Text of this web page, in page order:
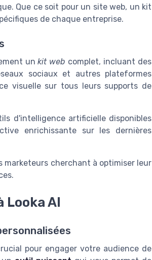
Que ce soit pour un site web, un kit
de chaque entreprise.
unkit web complet, incluant des
sociaux et autres plateformes
visuelle sur tous leurs supports de
d'intelligence artificielle disponibles
enrichissante sur les dernières
marketeurs cherchant à optimiser leur
Looka AI
pour engager votre audience de